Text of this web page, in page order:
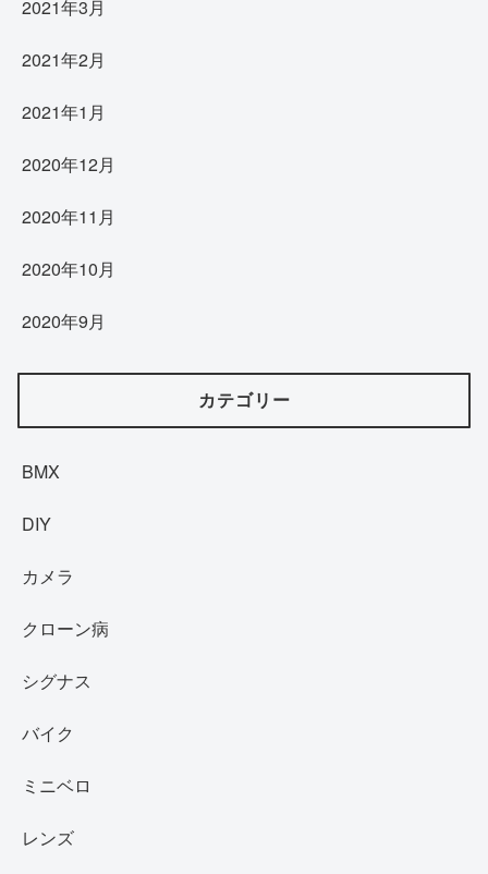
2021年3月
2021年2月
2021年1月
2020年12月
2020年11月
2020年10月
2020年9月
カテゴリー
BMX
DIY
カメラ
クローン病
シグナス
バイク
ミニベロ
レンズ